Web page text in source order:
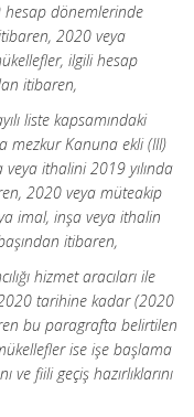
hesap dönemlerinde
2020 veya
ilgili hesap
itibaren,
liste kapsamındaki
mezkur Kanuna ekli (III)
veya ithalini 2019 yılında
2020 veya müteakip
imal, inşa veya ithalin
itibaren,
hizmet aracıları ile
tarihine kadar (2020
bu paragrafta belirtilen
ise işe başlama
fiili geçiş hazırlıklarını